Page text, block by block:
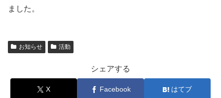
ました。
お知らせ 活動
シェアする
X Facebook はてブ